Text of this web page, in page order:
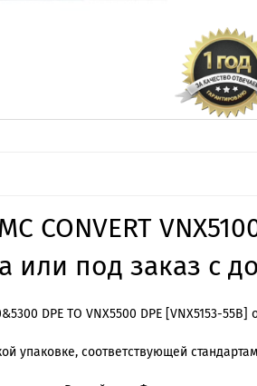
CONVERT
или под заказ с
DPE TO VNX5500 DPE [VNX5153-
упаковке, соответствующей